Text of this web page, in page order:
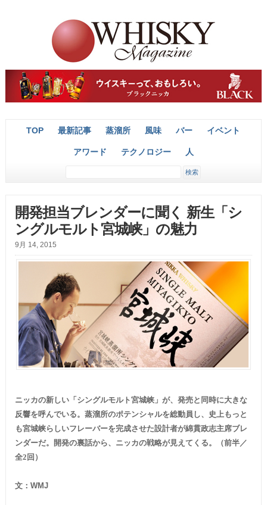
TOP 最新記事 蒸溜所 風味 バー イベント
アワード テクノロジー 人
開発担当ブレンダーに聞く 新生「シ
ングルモルト宮城峡」の魅力
9月 14, 2015
ニッカの新しい「シングルモルト宮城峡」が、発売と同時に大きな
反響を呼んでいる。蒸溜所のポテンシャルを総動員し、史上もっと
も宮城峡らしいフレーバーを完成させた設計者が綿貫政志主席ブレ
ンダーだ。開発の裏話から、ニッカの戦略が見えてくる。（前半／
全2回）
文： WMJ